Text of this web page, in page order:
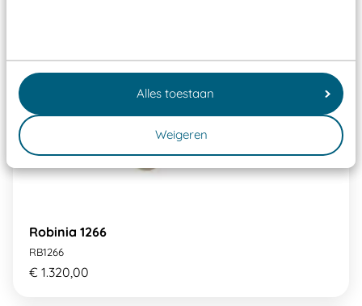
Alles toestaan
Weigeren
Robinia 1266
RB1266
€ 1.320,00